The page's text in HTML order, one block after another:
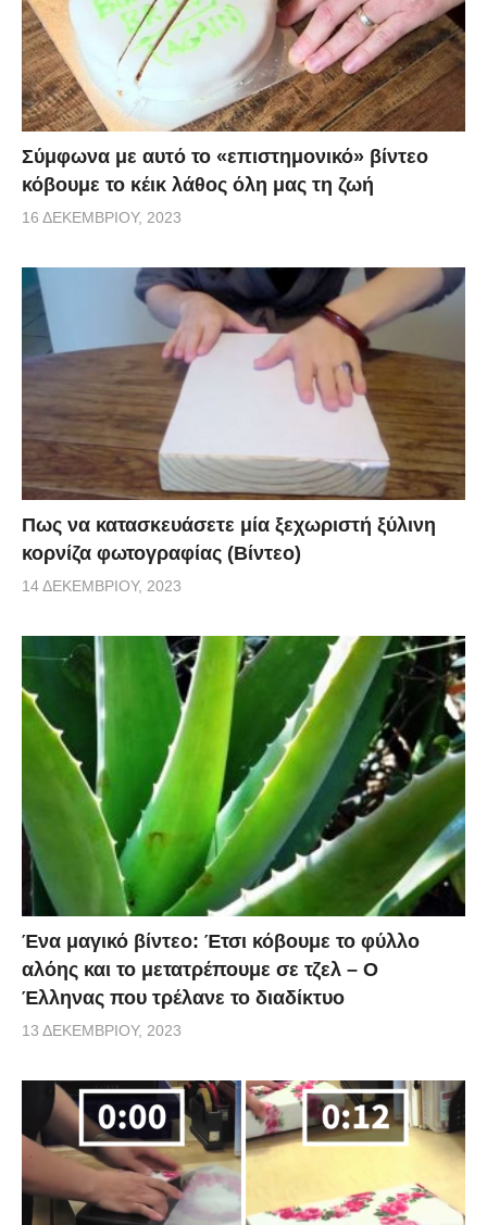
Σύμφωνα με αυτό το «επιστημονικό» βίντεο
κόβουμε το κέικ λάθος όλη μας τη ζωή
16 ΔΕΚΕΜΒΡΊΟΥ, 2023
Πως να κατασκευάσετε μία ξεχωριστή ξύλινη
κορνίζα φωτογραφίας (Βίντεο)
14 ΔΕΚΕΜΒΡΊΟΥ, 2023
Ένα μαγικό βίντεο: Έτσι κόβουμε το φύλλο
αλόης και το μετατρέπουμε σε τζελ – O
Έλληνας που τρέλανε το διαδίκτυο
13 ΔΕΚΕΜΒΡΊΟΥ, 2023